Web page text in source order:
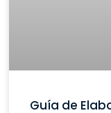
Guía de